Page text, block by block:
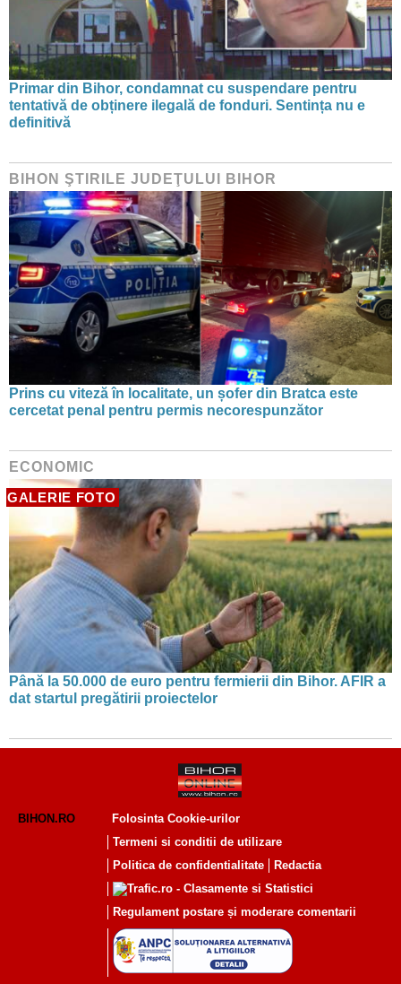
Primar din Bihor, condamnat cu suspendare pentru
tentativă de obținere ilegală de fonduri. Sentința nu e
definitivă
BIHON ŞTIRILE JUDEŢULUI BIHOR
Prins cu viteză în localitate, un șofer din Bratca este
cercetat penal pentru permis necorespunzător
ECONOMIC
GALERIE FOTO
Până la 50.000 de euro pentru fermierii din Bihor. AFIR a
dat startul pregătirii proiectelor
BIHON.RO
Folosinta Cookie-urilor
Termeni si conditii de utilizare
Politica de confidentialitate
Redactia
Regulament postare și moderare comentarii